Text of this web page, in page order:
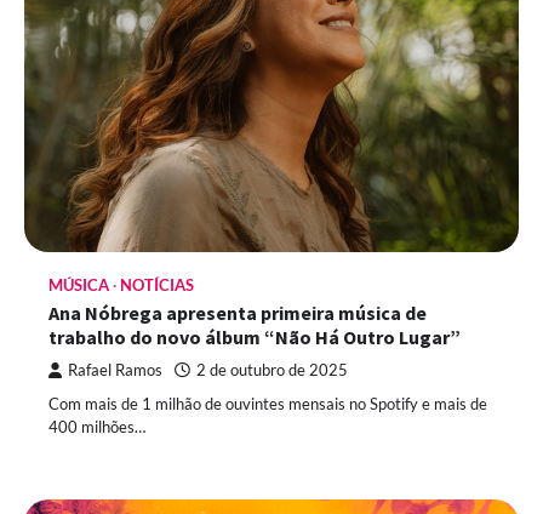
MÚSICA NOTÍCIAS
Ana Nóbrega apresenta primeira música de
trabalho do novo álbum “Não Há Outro Lugar”
Rafael Ramos 2 de outubro de 2025
Com mais de 1 milhão de ouvintes mensais no Spotify e mais de
400 milhões…